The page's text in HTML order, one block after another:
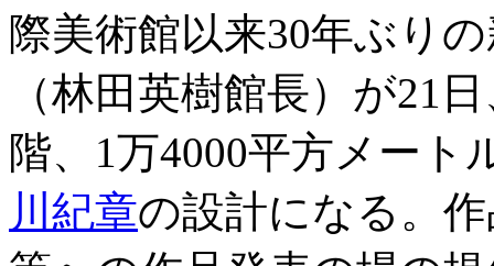
際美術館以来30年ぶり
（林田英樹館長）が21
階、1万4000平方メー
川紀章の設計になる。